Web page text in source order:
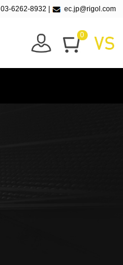
03-6262-8932 ec.jp@rigol.com
0